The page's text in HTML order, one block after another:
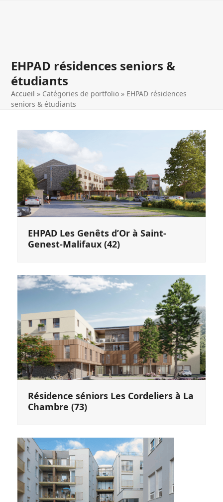
EHPAD résidences seniors &
étudiants
Accueil » Catégories de portfolio » EHPAD résidences
seniors & étudiants
EHPAD Les Genêts d’Or à Saint-
Genest-Malifaux (42)
Résidence séniors Les Cordeliers à La
Chambre (73)